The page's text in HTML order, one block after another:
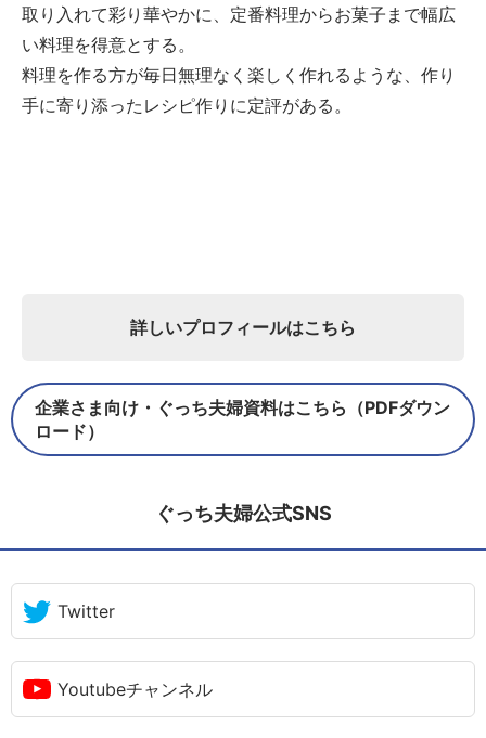
取り入れて彩り華やかに、定番料理からお菓子まで幅広
い料理を得意とする。
料理を作る方が毎日無理なく楽しく作れるような、作り
手に寄り添ったレシピ作りに定評がある。
詳しいプロフィールはこちら
企業さま向け・ぐっち夫婦資料はこちら（PDFダウン
ロード）
ぐっち夫婦公式SNS
Twitter
Youtubeチャンネル